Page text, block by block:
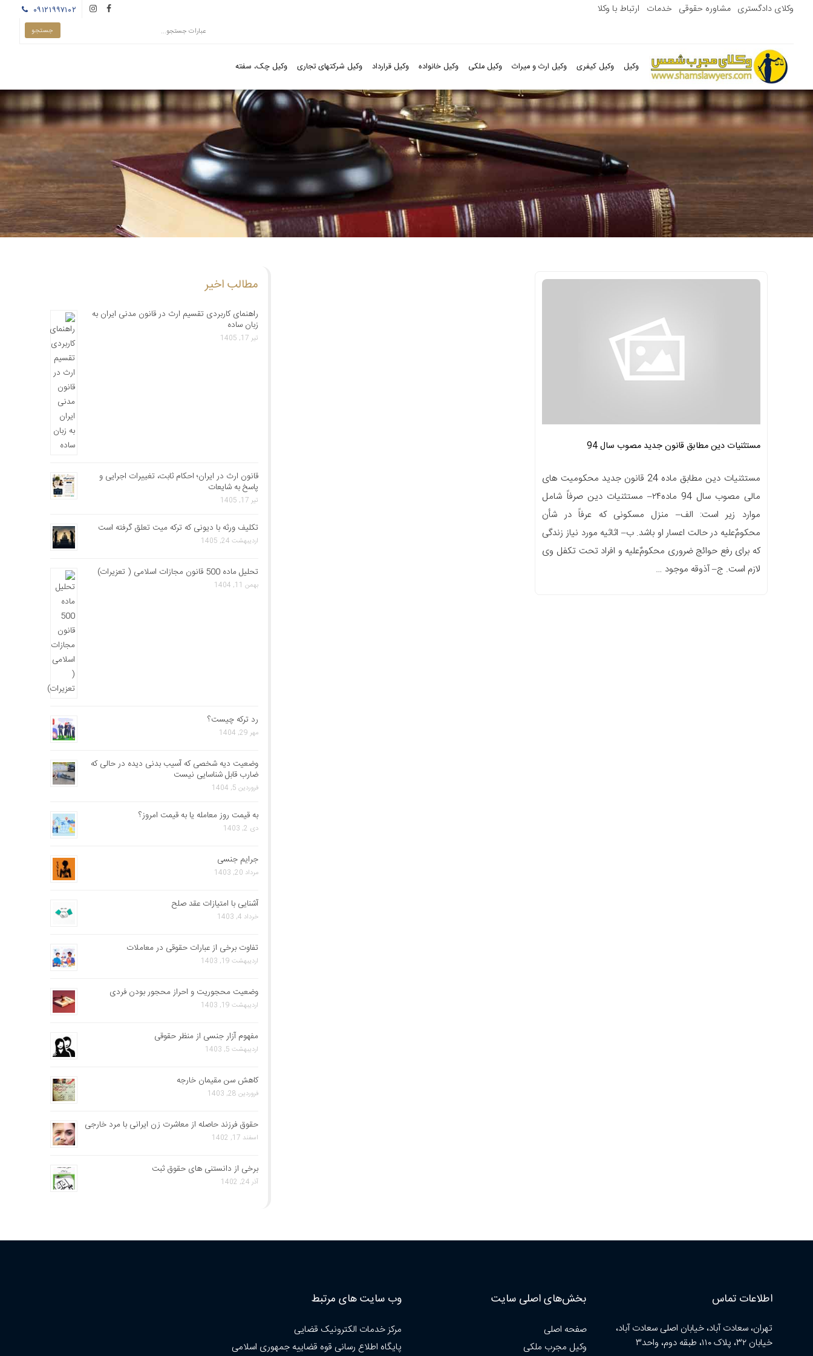
۰۹۱۲۱۹۹۷۱۰۲ وکلای دادگستری مشاوره حقوقی خدمات ارتباط با وکلا
وکیل وکیل کیفری وکیل ارث و میراث وکیل ملکی وکیل خانواده وکیل قرارداد وکیل شرکتهای تجاری وکیل چک، سفته
مستثنیات دین مطابق قانون جدید مصوب سال 94
مستثنیات دین مطابق ماده 24 قانون جدید محکومیت های
مالی مصوب سال 94 ماده۲۴– مستثنیات دین صرفاً شامل
موارد زیر است: الف– منزل مسکونی که عرفاً در شأن
محکومٌ‌علیه در حالت اعسار او باشد. ب– اثاثیه مورد نیاز زندگی
که برای رفع حوائج ضروری محکومٌ‌علیه و افراد تحت تکفل وی
لازم است. ج– آذوقه موجود …
مطالب اخیر
راهنمای کاربردی تقسیم ارث در قانون مدنی ایران به
زبان ساده
تیر 17, 1405
قانون ارث در ایران؛ احکام ثابت، تغییرات اجرایی و
پاسخ به شایعات
تیر 17, 1405
تکلیف ورثه با دیونی که ترکه میت تعلق گرفته است
اردیبهشت 24, 1405
تحلیل ماده 500 قانون مجازات اسلامی ( تعزیرات)
بهمن 11, 1404
رد ترکه چیست؟
مهر 29, 1404
وضعیت دیه شخصی که آسیب بدنی دیده در حالی که
ضارب قابل شناسایی نیست
فروردین 5, 1404
به قیمت روز معامله یا به قیمت امروز؟
دی 2, 1403
جرایم جنسی
مرداد 20, 1403
آشنایی با امتیازات عقد صلح
خرداد 4, 1403
تفاوت برخی از عبارات حقوقی در معاملات
اردیبهشت 19, 1403
وضعیت محجوریت و احراز محجور بودن فردی
اردیبهشت 19, 1403
مفهوم آزار جنسی از منظر حقوقی
اردیبهشت 5, 1403
کاهش سن مقیمان خارجه
فروردین 28, 1403
حقوق فرزند حاصله از معاشرت زن ایرانی با مرد خارجی
اسفند 17, 1402
برخی از دانستنی های حقوق ثبت
آذر 24, 1402
اطلاعات تماس
تهران، سعادت آباد، خیابان اصلی سعادت آباد،
خیابان ۳۲، پلاک ۱۱۰، طبقه دوم، واحد۳
بخش‌های اصلی سایت
صفحه اصلی
وکیل مجرب ملکی
وب سایت های مرتبط
مرکز خدمات الکترونیک قضایی
پایگاه اطلاع رسانی قوه قضاییه جمهوری اسلامی